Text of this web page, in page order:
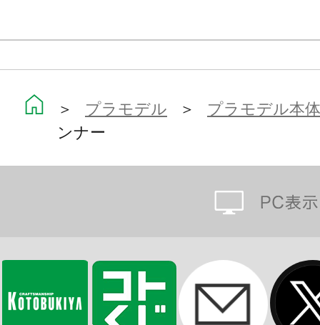
シリーズ”をコアとし、キャラクタ
ザイナーが手掛けてまいります。
成型色は色分けされ、顔はタンポ印
だけでイメージに近い仕上がりにな
ーツの多くと組み合わせて遊ぶこと
＞ プラモデル ＞ プラモデル本体
ンナー